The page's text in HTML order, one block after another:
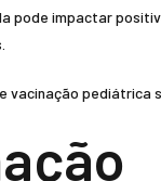
pode impactar